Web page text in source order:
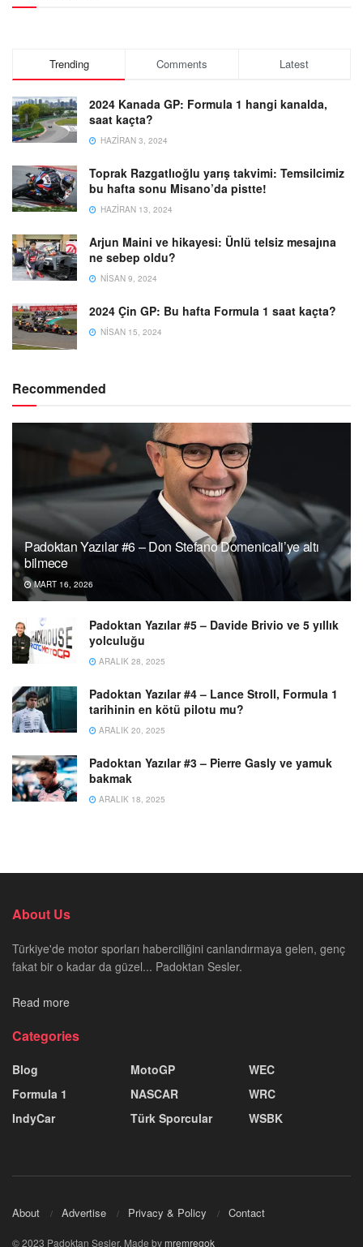
Trending Comments Latest
2024 Kanada GP: Formula 1 hangi kanalda,
saat kaçta?
HAZIRAN 3, 2024
Toprak Razgatlıoğlu yarış takvimi: Temsilcimiz
bu hafta sonu Misano’da pistte!
HAZIRAN 13, 2024
Arjun Maini ve hikayesi: Ünlü telsiz mesajına
ne sebep oldu?
NISAN 9, 2024
2024 Çin GP: Bu hafta Formula 1 saat kaçta?
NISAN 15, 2024
Recommended
Padoktan Yazılar #6 – Don Stefano Domenicali’ye altı
bilmece
MART 16, 2026
Padoktan Yazılar #5 – Davide Brivio ve 5 yıllık
yolculuğu
ARALIK 28, 2025
Padoktan Yazılar #4 – Lance Stroll, Formula 1
tarihinin en kötü pilotu mu?
ARALIK 20, 2025
Padoktan Yazılar #3 – Pierre Gasly ve yamuk
bakmak
ARALIK 18, 2025
About Us
Türkiye'de motor sporları haberciliğini canlandırmaya gelen, genç
fakat bir o kadar da güzel... Padoktan Sesler.
Read more
Categories
Blog
Formula 1
IndyCar
MotoGP
NASCAR
Türk Sporcular
WEC
WRC
WSBK
About Advertise Privacy & Policy Contact
© 2023 Padoktan Sesler. Made bymremregok